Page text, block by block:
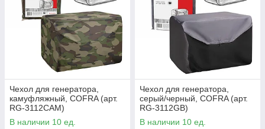
Чехол для генератора,
камуфляжный, COFRA (арт.
RG-3112CAM)
В наличии 10 ед.
Чехол для генератора,
серый/черный, COFRA (арт.
RG-3112GB)
В наличии 10 ед.